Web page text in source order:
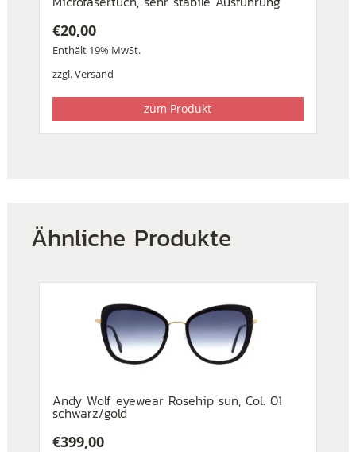
€20,00
Enthält 19% MwSt.
zzgl.Versand
zum Produkt
Ähnliche Produkte
Andy Wolf eyewear Rosehip sun, Col. 01
schwarz/gold
€399,00